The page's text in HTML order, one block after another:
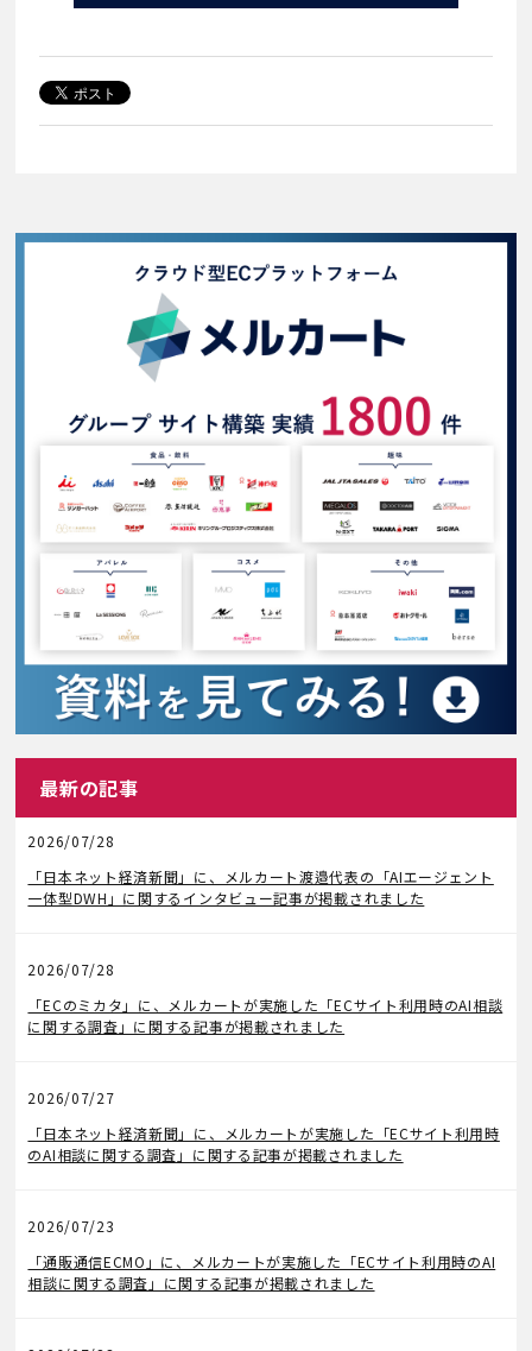
最新の記事
2026/07/28
「日本ネット経済新聞」に、メルカート渡邉代表の「AIエージェント
一体型DWH」に関するインタビュー記事が掲載されました
2026/07/28
「ECのミカタ」に、メルカートが実施した「ECサイト利用時のAI相談
に関する調査」に関する記事が掲載されました
2026/07/27
「日本ネット経済新聞」に、メルカートが実施した「ECサイト利用時
のAI相談に関する調査」に関する記事が掲載されました
2026/07/23
「通販通信ECMO」に、メルカートが実施した「ECサイト利用時のAI
相談に関する調査」に関する記事が掲載されました